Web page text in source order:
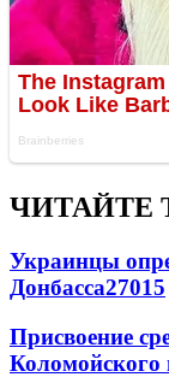
ЧИТАЙТЕ
Украинцы
Донбасса27015
Присвоение
Коломойского